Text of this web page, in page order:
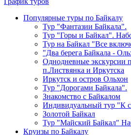
Популярные туры по Байкалу
Тур "Фантазии Байкала".
Тур "Горы и Байкал".
Тур на Байкал "Все
"Два берега Байкала -
Однодневные экскурсии
п.Листвянка и Иркутска
Иркутск и остров Ольхон
Тур "Дорогами Байкала".
Знакомство с Байкалом
Индивидуальный тур "К
Золотой Байкал
Тур "Майский Байкал"
Круизы по Байкалу